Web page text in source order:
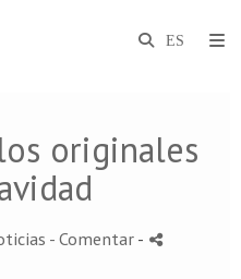
originales
- Comentar -